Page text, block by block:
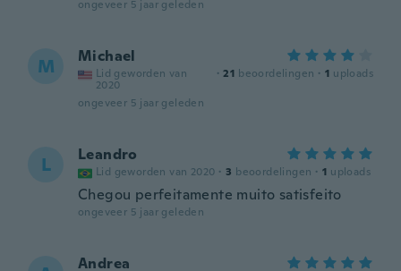
ongeveer 5 jaar geleden
M Michael
Lid geworden van
2020
· 21 beoordelingen · 1 uploads
ongeveer 5 jaar geleden
L Leandro
Lid geworden van 2020 · 3 beoordelingen · 1 uploads
Chegou perfeitamente muito satisfeito
ongeveer 5 jaar geleden
Andrea